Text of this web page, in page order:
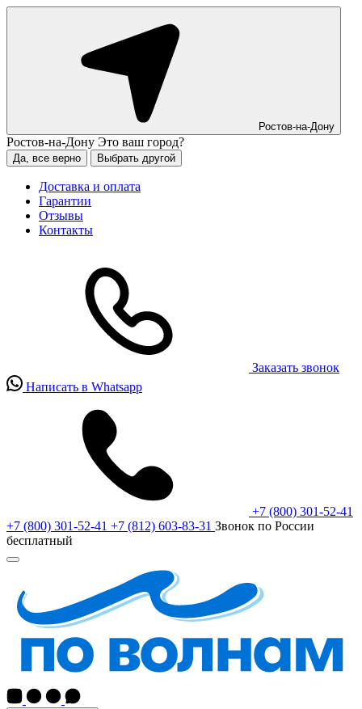
Ростов-на-Дону
Ростов-на-Дону Это ваш город?
Да, все верно Выбрать другой
Доставка и оплата
Гарантии
Отзывы
Контакты
Заказать звонок
Написать в Whatsapp
+7 (800) 301-52-41
+7 (800) 301-52-41 +7 (812) 603-83-31 Звонок по России
бесплатный